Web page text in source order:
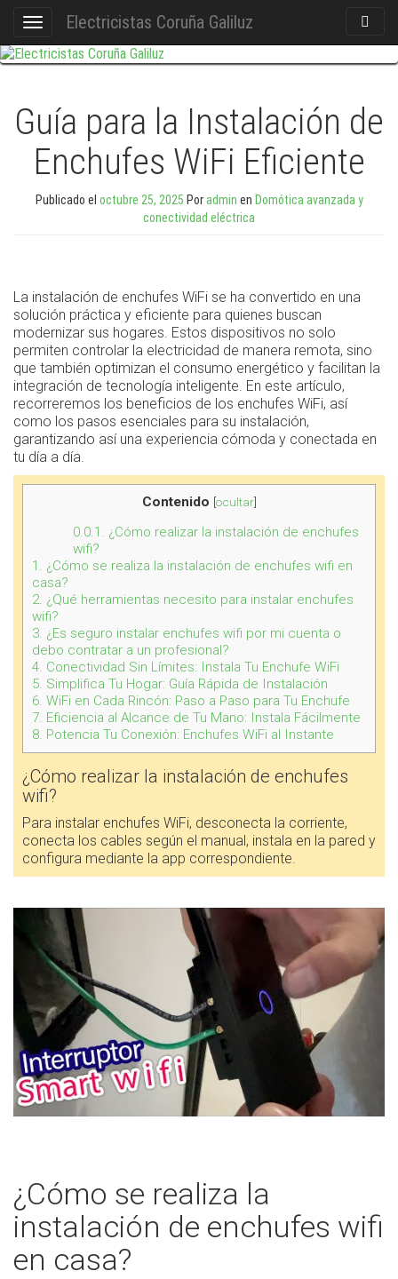
Cambiar
navegación
Act./
Electricistas Coruña Galiluz
Guía para la Instalación de
Enchufes WiFi Eficiente
Publicado el octubre 25, 2025 Poradmin en Domótica avanzada y
conectividad eléctrica
La instalación de enchufes WiFi se ha convertido en una
solución práctica y eficiente para quienes buscan
modernizar sus hogares. Estos dispositivos no solo
permiten controlar la electricidad de manera remota, sino
que también optimizan el consumo energético y facilitan la
integración de tecnología inteligente. En este artículo,
recorreremos los beneficios de los enchufes WiFi, así
como los pasos esenciales para su instalación,
garantizando así una experiencia cómoda y conectada en
tu día a día.
Contenido [ocultar]
0.0.1. ¿Cómo realizar la instalación de enchufes
wifi?
1. ¿Cómo se realiza la instalación de enchufes wifi en
casa?
2. ¿Qué herramientas necesito para instalar enchufes
wifi?
3. ¿Es seguro instalar enchufes wifi por mi cuenta o
debo contratar a un profesional?
4. Conectividad Sin Límites: Instala Tu Enchufe WiFi
5. Simplifica Tu Hogar: Guía Rápida de Instalación
6. WiFi en Cada Rincón: Paso a Paso para Tu Enchufe
7. Eficiencia al Alcance de Tu Mano: Instala Fácilmente
8. Potencia Tu Conexión: Enchufes WiFi al Instante
¿Cómo realizar la instalación de enchufes
wifi?
Para instalar enchufes WiFi, desconecta la corriente,
conecta los cables según el manual, instala en la pared y
configura mediante la app correspondiente.
¿Cómo se realiza la
instalación de enchufes wifi
en casa?